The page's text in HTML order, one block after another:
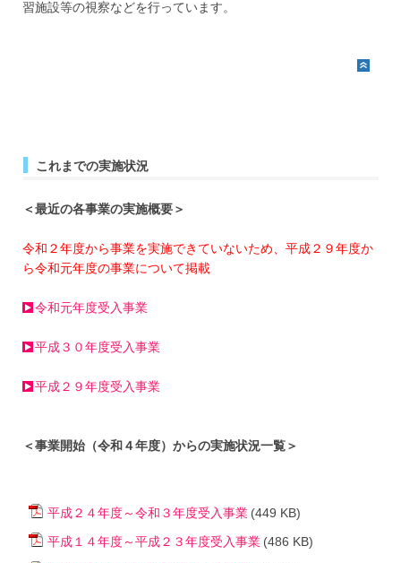
習施設等の視察などを行っています。
これまでの実施状況
＜最近の各事業の実施概要＞
令和２年度から事業を実施できていないため、平成２９年度か
ら令和元年度の事業について掲載
令和元年度受入事業
平成３０年度受入事業
平成２９年度受入事業
＜事業開始（令和４年度）からの実施状況一覧＞
平成２４年度～令和３年度受入事業 (449 KB)
平成１４年度～平成２３年度受入事業 (486 KB)